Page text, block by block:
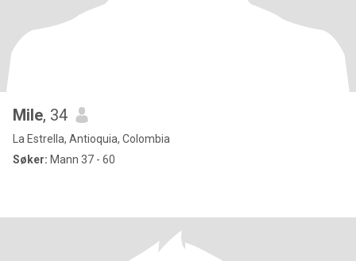
Mile, 34
La Estrella, Antioquia, Colombia
Søker: Mann 37 - 60